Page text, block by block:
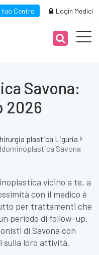
tuo Centro Login Medici
Savona:
2026
plastica Liguria
Savona
vicino a te, a
con il medico è
per trattamenti che
periodo di follow-up.
di Savona con
loro attività.